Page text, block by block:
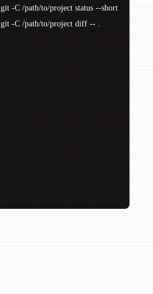
git -C /path/to/project status --short
git -C /path/to/project diff -- .